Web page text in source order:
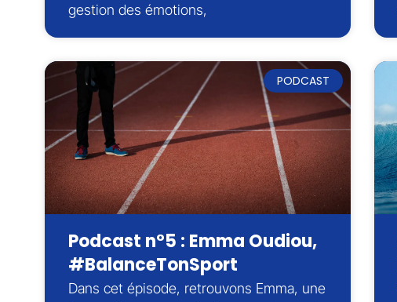
gestion des émotions,
PODCAST
Podcast n°5 : Emma Oudiou,
#BalanceTonSport
Dans cet épisode, retrouvons Emma, une